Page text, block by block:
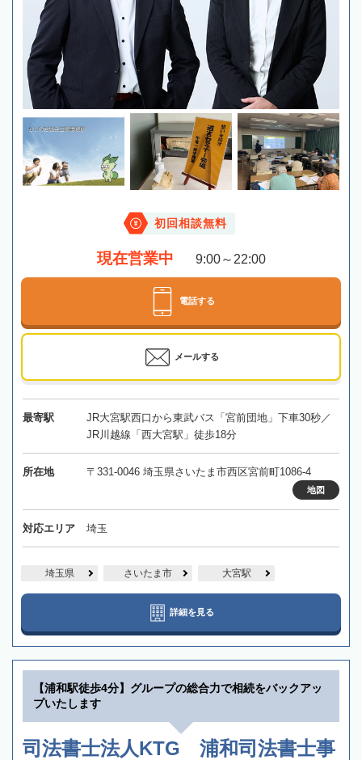
初回相談無料
現在営業中 9:00～22:00
電話する
メールする
最寄駅
JR大宮駅西口から東武バス「宮前団地」下車30秒／
JR川越線「西大宮駅」徒歩18分
所在地 〒331-0046 埼玉県さいたま市西区宮前町1086-4
地図
対応エリア 埼玉
埼玉県 さいたま市 大宮駅
詳細を見る
【浦和駅徒歩4分】グループの総合力で相続をバックアッ
プいたします
司法書士法人KTG 浦和司法書士事